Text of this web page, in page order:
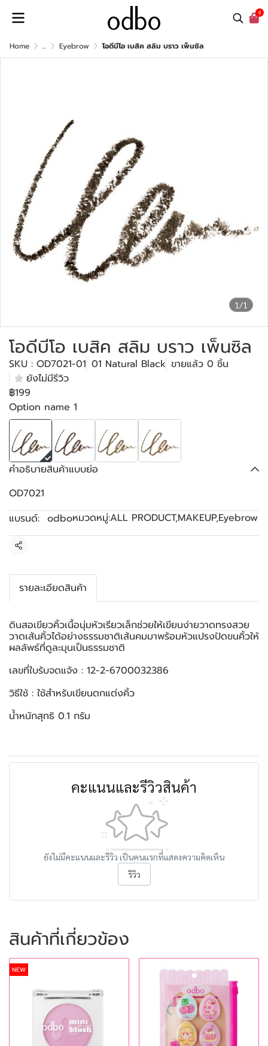
0
Home ... Eyebrow โอดีบีโอ เบสิค สลิม บราว เพ็นซิล
1/1
โอดีบีโอ เบสิค สลิม บราว เพ็นซิล
SKU : OD7021-01 01 Natural Black ขายแล้ว 0 ชิ้น
ยังไม่มีรีวิว
฿199
Option name 1
คำอธิบายสินค้าแบบย่อ
OD7021
แบรนด์: odboหมวดหมู่:ALL PRODUCT,MAKEUP,Eyebrow
แชร์
รายละเอียดสินค้า
ดินสอเขียวคิ้วเนื้อนุ่มหัวเรียวเล็กช่วยให้เขียนง่ายวาดทรงสวย
วาดเส้นคิ้วได้อย่างธรรมชาติเส้นคมมาพร้อมหัวแปรงปัดขนคิ้วให้
ผลลัพธ์ที่ดูละมุนเป็นธรรมชาติ
เลขที่ใบรับจดแจ้ง : 12-2-6700032386
วิธีใช้ : ใช้สำหรับเขียนตกแต่งคิ้ว
น้ำหนักสุทธิ 0.1 กรัม
คะแนนและรีวิวสินค้า
ยังไม่มีคะแนนและรีวิว เป็นคนแรกที่แสดงความคิดเห็น
รีวิว
สินค้าที่เกี่ยวข้อง
NEW